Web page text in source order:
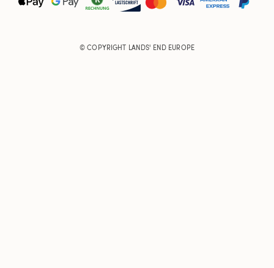
© COPYRIGHT LANDS' END EUROPE